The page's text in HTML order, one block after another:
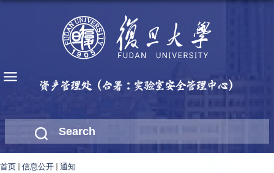
首页 信息公开 通知